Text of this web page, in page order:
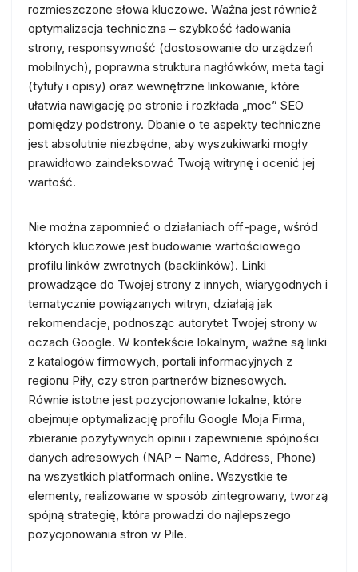
rozmieszczone słowa kluczowe. Ważna jest również
optymalizacja techniczna – szybkość ładowania
strony, responsywność (dostosowanie do urządzeń
mobilnych), poprawna struktura nagłówków, meta tagi
(tytuły i opisy) oraz wewnętrzne linkowanie, które
ułatwia nawigację po stronie i rozkłada „moc” SEO
pomiędzy podstrony. Dbanie o te aspekty techniczne
jest absolutnie niezbędne, aby wyszukiwarki mogły
prawidłowo zaindeksować Twoją witrynę i ocenić jej
wartość.
Nie można zapomnieć o działaniach off-page, wśród
których kluczowe jest budowanie wartościowego
profilu linków zwrotnych (backlinków). Linki
prowadzące do Twojej strony z innych, wiarygodnych i
tematycznie powiązanych witryn, działają jak
rekomendacje, podnosząc autorytet Twojej strony w
oczach Google. W kontekście lokalnym, ważne są linki
z katalogów firmowych, portali informacyjnych z
regionu Piły, czy stron partnerów biznesowych.
Równie istotne jest pozycjonowanie lokalne, które
obejmuje optymalizację profilu Google Moja Firma,
zbieranie pozytywnych opinii i zapewnienie spójności
danych adresowych (NAP – Name, Address, Phone)
na wszystkich platformach online. Wszystkie te
elementy, realizowane w sposób zintegrowany, tworzą
spójną strategię, która prowadzi do najlepszego
pozycjonowania stron w Pile.